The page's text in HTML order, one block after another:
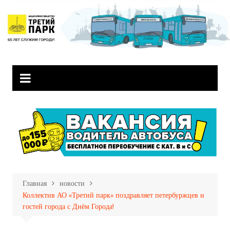
содержимому
Главная
новости
Коллектив АО «Третий парк» поздравляет петербуржцев и
гостей города с Днём Города!